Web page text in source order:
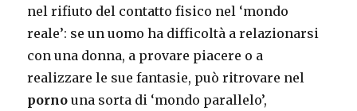
nel rifiuto del contatto fisico nel ‘mondo
reale’: se un uomo ha difficoltà a relazionarsi
con una donna, a provare piacere o a
realizzare le sue fantasie, può ritrovare nel
porno una sorta di ‘mondo parallelo’,